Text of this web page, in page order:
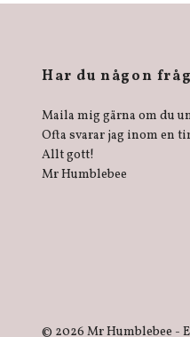
Har du någon
Maila mig gärna om du
Ofta svarar jag inom en
Allt gott!
Mr Humblebee
© 2026 Mr Humblebee -